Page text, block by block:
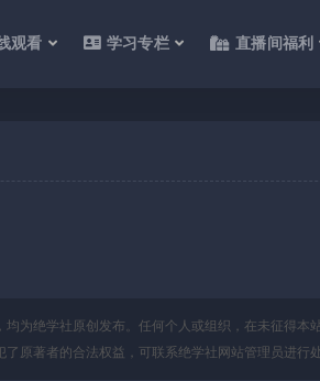
观看 学习专栏 直播间福利
为绝学社原创发布。任何个人或组织，在未征得本
原著者的合法权益，可联系绝学社网站管理员进行处